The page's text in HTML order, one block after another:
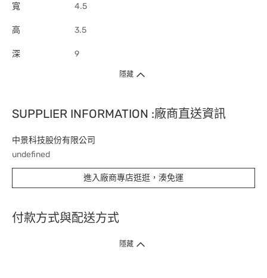
寬 4.5
高 3.5
深 9
隱藏
SUPPLIER INFORMATION :廠商直送資訊
中景科技股份有限公司
undefined
進入廠商專店逛逛，湊免運
付款方式與配送方式
隱藏